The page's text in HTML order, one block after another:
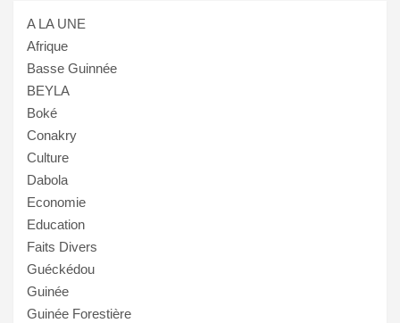
A LA UNE
Afrique
Basse Guinnée
BEYLA
Boké
Conakry
Culture
Dabola
Economie
Education
Faits Divers
Guéckédou
Guinée
Guinée Forestière